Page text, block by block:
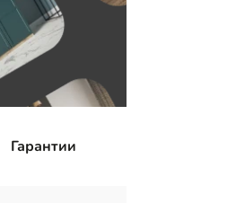
Гарантии